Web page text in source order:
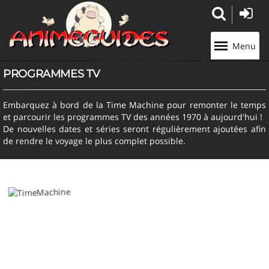
Menu
PROGRAMMES TV
Embarquez à bord de la Time Machine pour remonter le temps
et parcourir les programmes TV des années 1970 à aujourd'hui !
De nouvelles dates et séries seront régulièrement ajoutées afin
de rendre le voyage le plus complet possible.
Panneau de gestion des cookies